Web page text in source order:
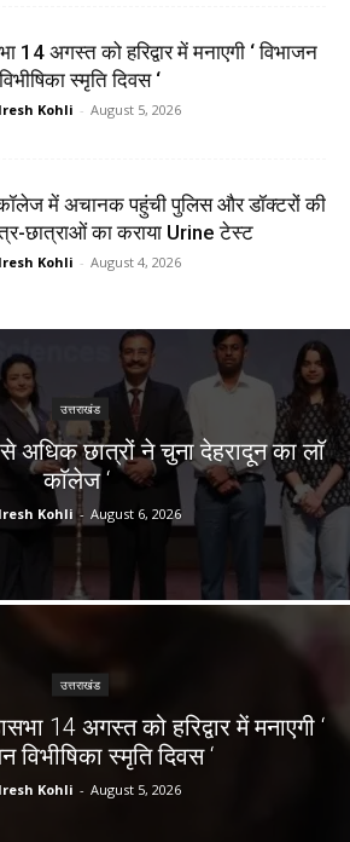
14 अगस्त को हरिद्वार में मनाएगी ‘ विभाजन
विभीषिका स्मृति दिवस ‘
Kohli - August 5, 2026
में अचानक पहुंची पुलिस और डॉक्टरों की
छात्राओं का कराया Urine टेस्ट
Kohli - August 4, 2026
उत्तराखंड
अधिक छात्रों ने चुना देहरादून का लाॅ
काॅलेज ‘
Kohli - August 6, 2026
उत्तराखंड
14 अगस्त को हरिद्वार में मनाएगी ‘
विभीषिका स्मृति दिवस ‘
Kohli - August 5, 2026